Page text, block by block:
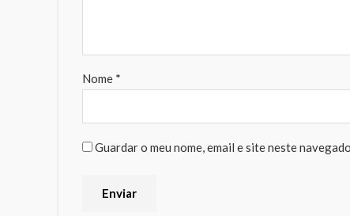
Nome *
Guardar o meu nome, email e site neste